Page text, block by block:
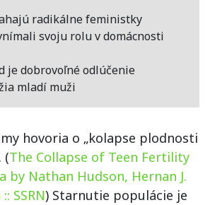
radikálne feministky
svoju rolu v domácnosti
je dobrovoľné odlúčenie
mladí muži
hovoria o „kolapse plodnosti
(The Collapse of Teen Fertility
by Nathan Hudson, Hernan J.
SSRN) Starnutie populácie je